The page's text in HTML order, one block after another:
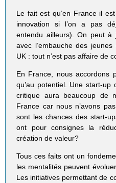
Le fait est qu’en France il
innovation si l’on a pas
entendu ailleurs). On peut
avec l’embauche des
UK : tout n’est pas affaire de
En France, nous accordons
qu’au potentiel. Une start-up
critique aura beaucoup de
France car nous n’avons
sont les chances des start-
ont pour consignes la
création de valeur?
Tous ces faits ont un
les mentalités peuvent
Les initiatives permettant de